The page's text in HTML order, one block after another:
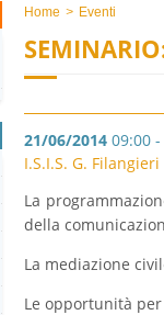
Home > Eventi
21/06/2014 09:00
I.S.I.S. G.
La
della
La mediazione
Le opportunità